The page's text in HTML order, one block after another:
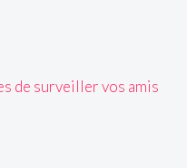
de surveiller vos amis